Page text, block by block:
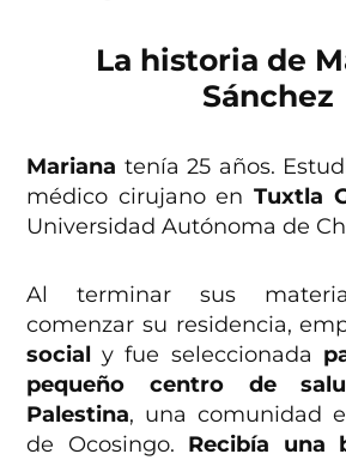
La historia de
Sánchez
Mariana tenía 25 años.
médico cirujano en Tuxtla
Universidad Autónoma de
Al terminar sus
comenzar su residencia,
social y fue seleccionada
pequeño centro de
Palestina, una comunidad
de Ocosingo. Recibía una